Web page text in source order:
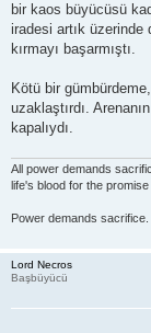
bir kaos büyücüsü
iradesi artık üzerinde
kırmayı başarmıştı.
Kötü bir
uzaklaştırdı.
kapalıydı.
All power demands
life's blood for the promise
Power demands sacrifice.
Lord Necros
Başbüyücü